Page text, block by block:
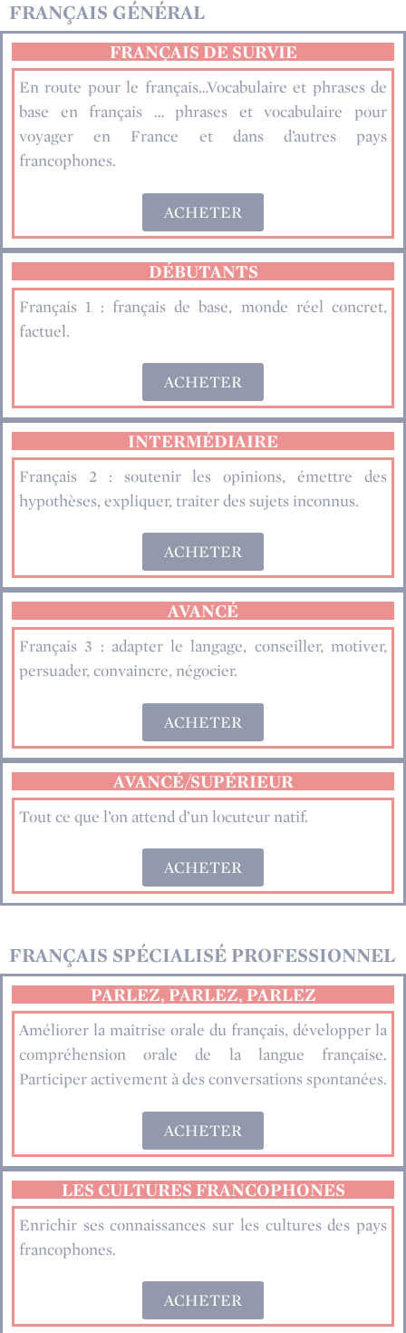
FRANÇAIS GÉNÉRAL
FRANÇAIS DE SURVIE
En route pour le français…Vocabulaire et phrases de
base en français … phrases et vocabulaire pour
voyager en France et dans d’autres pays
francophones.
ACHETER
DÉBUTANTS
Français 1 : français de base, monde réel concret,
factuel.
ACHETER
INTERMÉDIAIRE
Français 2 : soutenir les opinions, émettre des
hypothèses, expliquer, traiter des sujets inconnus.
ACHETER
AVANCÉ
Français 3 : adapter le langage, conseiller, motiver,
persuader, convaincre, négocier.
ACHETER
AVANCÉ/SUPÉRIEUR
Tout ce que l’on attend d’un locuteur natif.
ACHETER
FRANÇAIS SPÉCIALISÉ PROFESSIONNEL
PARLEZ, PARLEZ, PARLEZ
Améliorer la maîtrise orale du français, développer la
compréhension orale de la langue française.
Participer activement à des conversations spontanées.
ACHETER
LES CULTURES FRANCOPHONES
Enrichir ses connaissances sur les cultures des pays
francophones.
ACHETER